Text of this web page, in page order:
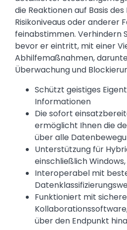
die Reaktionen auf Basis des
Risikoniveaus oder anderer
feinabstimmen. Verhindern
bevor er eintritt, mit einer
Abhilfemaßnahmen,
Überwachung und
Schützt geistiges
Informationen
Die sofort
ermöglicht Ihnen die
über alle
Unterstützung für
einschließlich
Interoperabel mit
Funktioniert mit
über den Endpunkt